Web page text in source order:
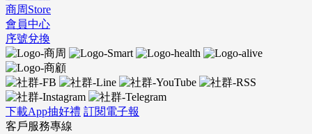
商周Store
會員中心
序號兌換
下載App抽好禮 訂閱電子報
客戶服務專線